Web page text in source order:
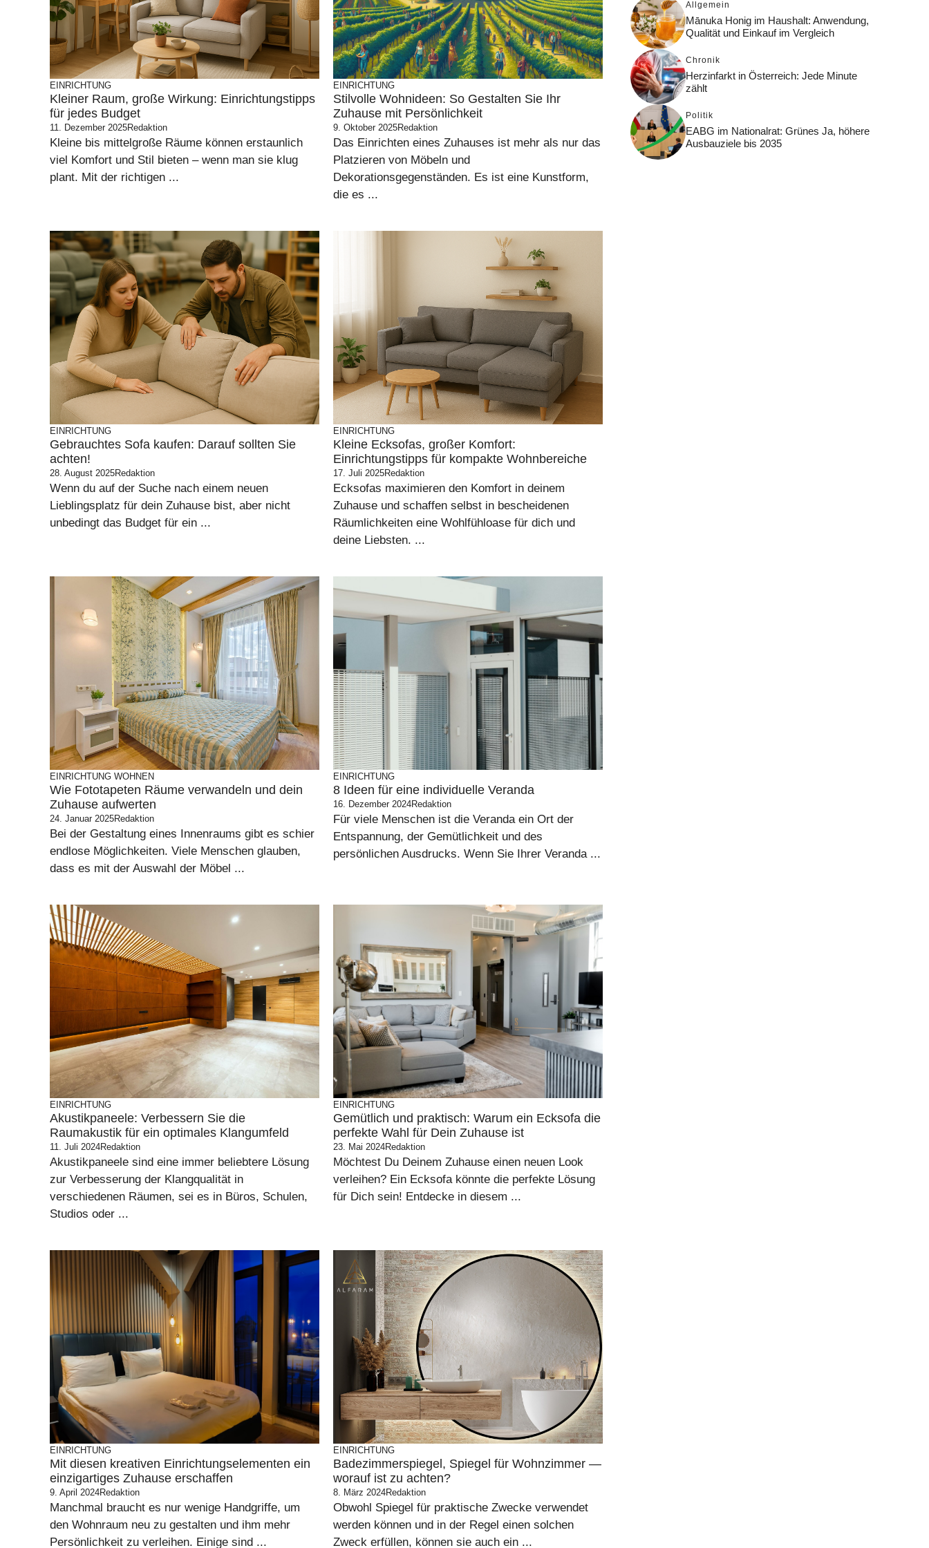
EINRICHTUNG
Kleiner Raum, große Wirkung: Einrichtungstipps
für jedes Budget
11. Dezember 2025Redaktion
Kleine bis mittelgroße Räume können erstaunlich
viel Komfort und Stil bieten – wenn man sie klug
plant. Mit der richtigen ...
EINRICHTUNG
Stilvolle Wohnideen: So Gestalten Sie Ihr
Zuhause mit Persönlichkeit
9. Oktober 2025Redaktion
Das Einrichten eines Zuhauses ist mehr als nur das
Platzieren von Möbeln und
Dekorationsgegenständen. Es ist eine Kunstform,
die es ...
EINRICHTUNG
Gebrauchtes Sofa kaufen: Darauf sollten Sie
achten!
28. August 2025Redaktion
Wenn du auf der Suche nach einem neuen
Lieblingsplatz für dein Zuhause bist, aber nicht
unbedingt das Budget für ein ...
EINRICHTUNG
Kleine Ecksofas, großer Komfort:
Einrichtungstipps für kompakte Wohnbereiche
17. Juli 2025Redaktion
Ecksofas maximieren den Komfort in deinem
Zuhause und schaffen selbst in bescheidenen
Räumlichkeiten eine Wohlfühloase für dich und
deine Liebsten. ...
EINRICHTUNG WOHNEN
Wie Fototapeten Räume verwandeln und dein
Zuhause aufwerten
24. Januar 2025Redaktion
Bei der Gestaltung eines Innenraums gibt es schier
endlose Möglichkeiten. Viele Menschen glauben,
dass es mit der Auswahl der Möbel ...
EINRICHTUNG
8 Ideen für eine individuelle Veranda
16. Dezember 2024Redaktion
Für viele Menschen ist die Veranda ein Ort der
Entspannung, der Gemütlichkeit und des
persönlichen Ausdrucks. Wenn Sie Ihrer Veranda ...
EINRICHTUNG
Akustikpaneele: Verbessern Sie die
Raumakustik für ein optimales Klangumfeld
11. Juli 2024Redaktion
Akustikpaneele sind eine immer beliebtere Lösung
zur Verbesserung der Klangqualität in
verschiedenen Räumen, sei es in Büros, Schulen,
Studios oder ...
EINRICHTUNG
Gemütlich und praktisch: Warum ein Ecksofa die
perfekte Wahl für Dein Zuhause ist
23. Mai 2024Redaktion
Möchtest Du Deinem Zuhause einen neuen Look
verleihen? Ein Ecksofa könnte die perfekte Lösung
für Dich sein! Entdecke in diesem ...
EINRICHTUNG
Mit diesen kreativen Einrichtungselementen ein
einzigartiges Zuhause erschaffen
9. April 2024Redaktion
Manchmal braucht es nur wenige Handgriffe, um
den Wohnraum neu zu gestalten und ihm mehr
Persönlichkeit zu verleihen. Einige sind ...
EINRICHTUNG
Badezimmerspiegel, Spiegel für Wohnzimmer —
worauf ist zu achten?
8. März 2024Redaktion
Obwohl Spiegel für praktische Zwecke verwendet
werden können und in der Regel einen solchen
Zweck erfüllen, können sie auch ein ...
Allgemein
Mānuka Honig im Haushalt: Anwendung,
Qualität und Einkauf im Vergleich
Chronik
Herzinfarkt in Österreich: Jede Minute
zählt
Politik
EABG im Nationalrat: Grünes Ja, höhere
Ausbauziele bis 2035